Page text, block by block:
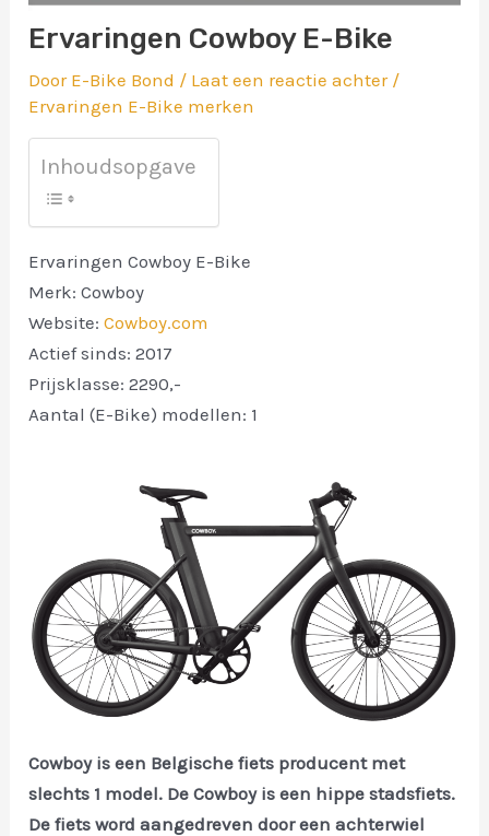
Ervaringen Cowboy E-Bike
Door E-Bike Bond / Laat een reactie achter /
Ervaringen E-Bike merken
Inhoudsopgave
Ervaringen Cowboy E-Bike
Merk: Cowboy
Website:Cowboy.com
Actief sinds: 2017
Prijsklasse: 2290,-
Aantal (E-Bike) modellen: 1
Cowboy is een Belgische fiets producent met
slechts 1 model. De Cowboy is een hippe stadsfiets.
De fiets word aangedreven door een achterwiel